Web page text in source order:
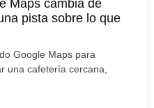
Maps cambia de
pista sobre lo que
Google Maps para
una cafetería cercana,